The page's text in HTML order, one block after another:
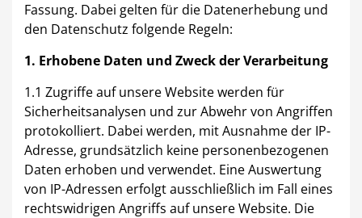
Beauty & Wellness Auto
Fassung. Dabei gelten für die Datenerhebung und
den Datenschutz folgende Regeln:
1. Erhobene Daten und Zweck der Verarbeitung
1.1 Zugriffe auf unsere Website werden für
Sicherheitsanalysen und zur Abwehr von Angriffen
protokolliert. Dabei werden, mit Ausnahme der IP-
Adresse, grundsätzlich keine personenbezogenen
Daten erhoben und verwendet. Eine Auswertung
von IP-Adressen erfolgt ausschließlich im Fall eines
rechtswidrigen Angriffs auf unsere Website. Die